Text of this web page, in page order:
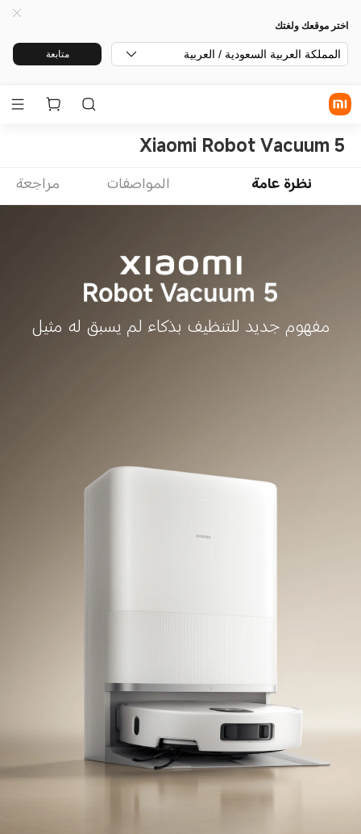
اختر موقعك ولغتك
المملكة العربية السعودية / العربية متابعة
Xiaomi Robot Vacuum 5
نظرة عامة المواصفات مراجعة
مفهوم جديد للتنظيف بذكاء لم يسبق له مثيل